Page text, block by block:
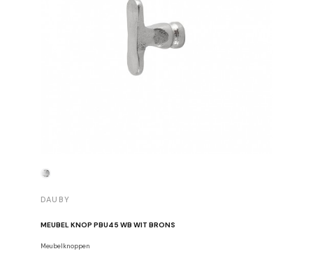
DAUBY
MEUBEL KNOP PBU45 WB WIT BRONS
Meubelknoppen